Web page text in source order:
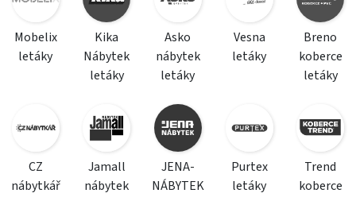
Mobelix
letáky
Kika
Nábytek
letáky
Asko
nábytek
letáky
Vesna
letáky
Breno
koberce
letáky
CZ
nábytkář
Jamall
nábytek
JENA-
NÁBYTEK
Purtex
letáky
Trend
koberce